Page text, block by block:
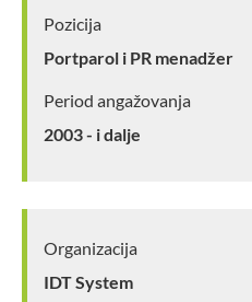
Pozicija
Portparol i PR menadžer
Period angažovanja
2003 - i dalje
Organizacija
IDT System